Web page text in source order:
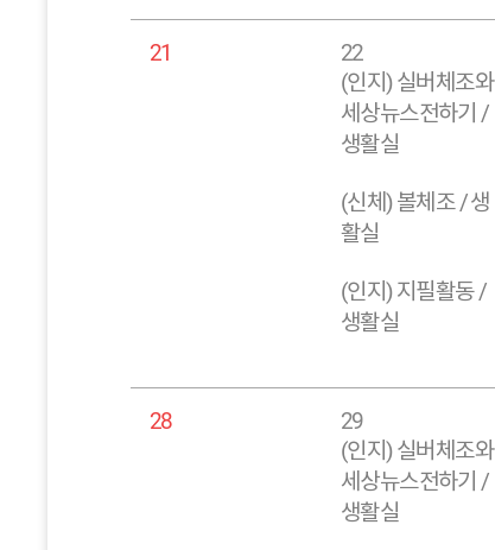
21
22
(인지) 실버체조와
세상뉴스전하기 /
생활실
(신체) 볼체조 / 생
활실
(인지) 지필활동 /
생활실
28
29
(인지) 실버체조와
세상뉴스전하기 /
생활실